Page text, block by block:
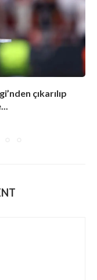
çıkarılıp